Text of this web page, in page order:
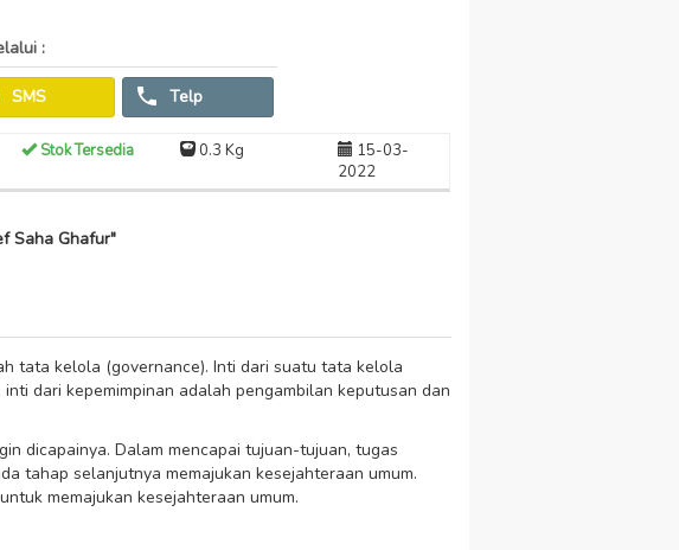
:
SMS Telp
Stok Tersedia 0.3 Kg
15-03-
2022
Saha Ghafur"
tata kelola (governance). Inti dari suatu tata kelola
dari kepemimpinan adalah pengambilan keputusan dan
dicapainya. Dalam mencapai tujuan-tujuan, tugas
tahap selanjutnya memajukan kesejahteraan umum.
memajukan kesejahteraan umum.